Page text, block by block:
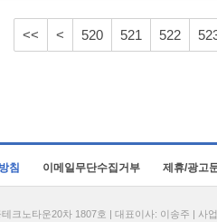
<< < 520 521 522
침 이메일무단수집거부 제휴/광고
크노타운20차 1807호 | 대표이사: 이송주 | 사